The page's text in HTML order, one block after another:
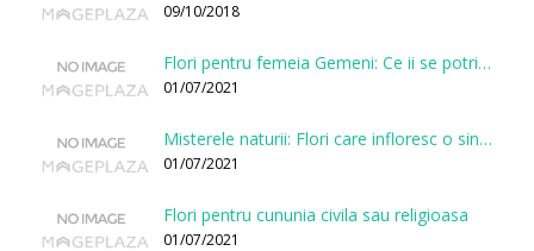
09/10/2018
Flori pentru femeia Gemeni: Ce ii se potriveste, ce ii poarta noroc si ce o caracterizeaza?
01/07/2021
Misterele naturii: Flori care infloresc o singura data la cateva sute de ani
01/07/2021
Flori pentru cununia civila sau religioasa
01/07/2021